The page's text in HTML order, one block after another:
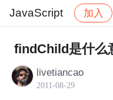
JavaScript 加入
社区 JavaScript
findChild是什么
livetiancao
2011-08-29